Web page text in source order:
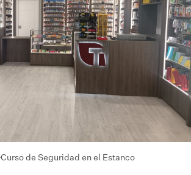
Curso de Seguridad en el Estanco